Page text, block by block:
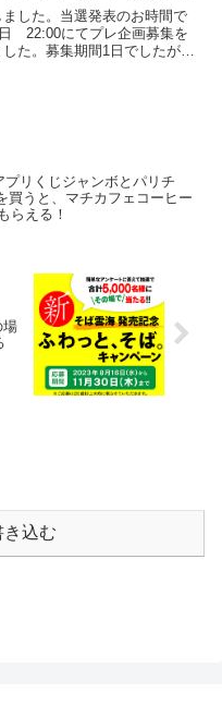
あり！?
ました。当選発表のお時間で
22:00にてプレ企画募集を
た。募集期間1日でしたが12
プリくじジャンボとパリチ
買うと、マチカフェコーヒー
らえる！
場
き込む